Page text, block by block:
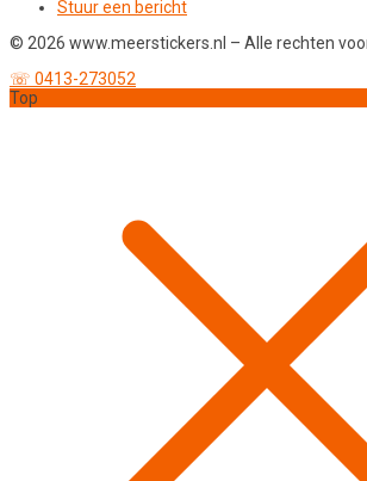
Stuur een bericht
© 2026 www.meerstickers.nl – Alle rechten
☏ 0413-273052
Top